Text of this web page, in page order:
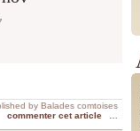
by Balades comtoises
commenter cet article